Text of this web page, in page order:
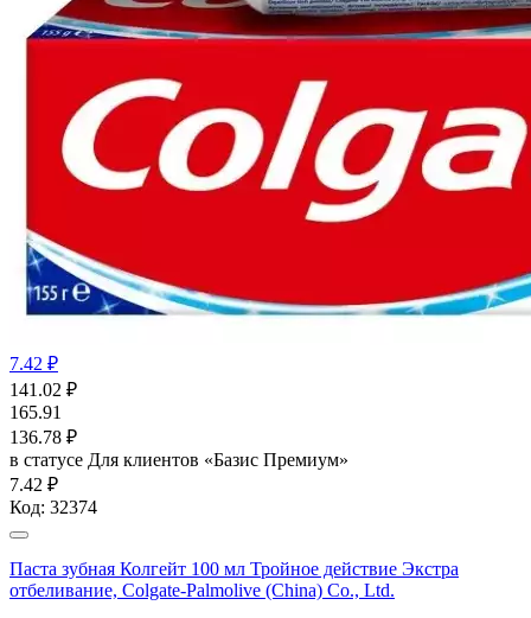
7.42 ₽
141.02 ₽
165.91
136.78 ₽
в статусе Для клиентов «Базис Премиум»
7.42 ₽
Код: 32374
Паста зубная Колгейт 100 мл Тройное действие Экстра
отбеливание, Colgate-Palmolive (China) Co., Ltd.